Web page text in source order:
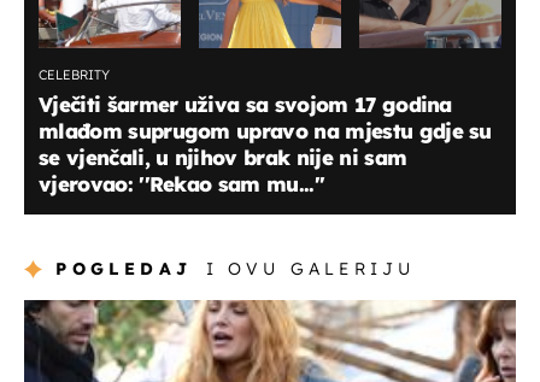
CELEBRITY
Vječiti šarmer uživa sa svojom 17 godina
mlađom suprugom upravo na mjestu gdje su
se vjenčali, u njihov brak nije ni sam
vjerovao: ''Rekao sam mu...''
POGLEDAJ I OVU GALERIJU